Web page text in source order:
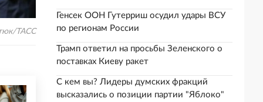
ТАСС
Генсек ООН Гутерриш осудил удары ВСУ
по регионам России
Трамп ответил на просьбы Зеленского о
поставках Киеву ракет
С кем вы? Лидеры думских фракций
высказались о позиции партии "Яблоко"